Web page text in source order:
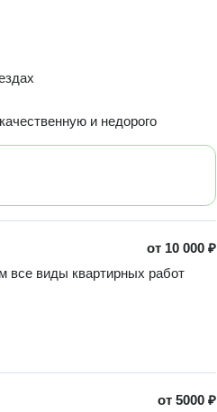
и недорого
от 10 000 ₽
все виды квартирных работ
от5000 ₽